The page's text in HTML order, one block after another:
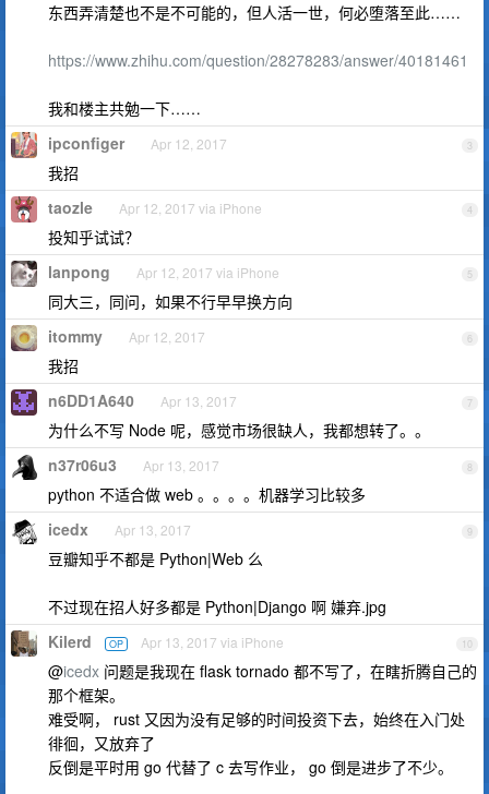
东西弄清楚也不是不可能的，但人活一世，何必堕落至此……
https://www.zhihu.com/question/28278283/answer/40181461
我和楼主共勉一下……
3
ipconfiger Apr 12, 2017
我招
4
taozle Apr 12, 2017 via iPhone
投知乎试试？
5
lanpong Apr 12, 2017 via iPhone
同大三，同问，如果不行早早换方向
6
itommy Apr 12, 2017
我招
7
n6DD1A640 Apr 13, 2017
为什么不写 Node 呢，感觉市场很缺人，我都想转了。。
8
n37r06u3 Apr 13, 2017
python 不适合做 web 。。。。机器学习比较多
9
icedx Apr 13, 2017
豆瓣知乎不都是 Python|Web 么
不过现在招人好多都是 Python|Django 啊 嫌弃.jpg
10
Kilerd OP Apr 13, 2017 via iPhone
@icedx 问题是我现在 flask tornado 都不写了，在瞎折腾自己的
那个框架。
难受啊， rust 又因为没有足够的时间投资下去，始终在入门处
徘徊，又放弃了
反倒是平时用 go 代替了 c 去写作业， go 倒是进步了不少。